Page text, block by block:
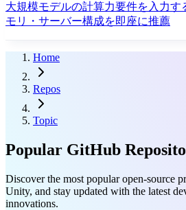
大規模モデルの計算力要件を入力す
モリ・サーバー構成を即座に推薦
Home
Repos
Topic
Popular GitHub
Discover the most popular open-source
Unity, and stay updated with the latest
innovations.